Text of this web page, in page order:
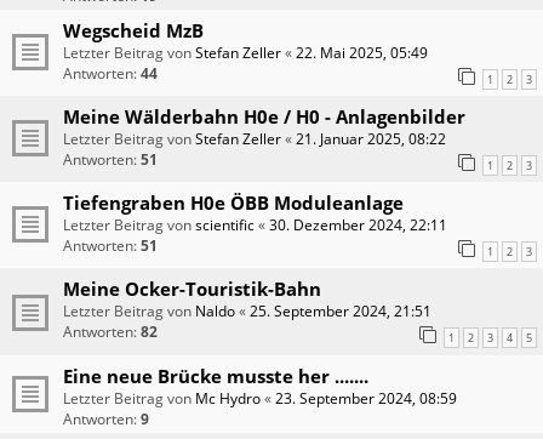
Wegscheid MzB
Letzter Beitrag vonStefan Zeller«22. Mai 2025, 05:49
Antworten:44 1 2 3
Meine Wälderbahn H0e / H0 - Anlagenbilder
Letzter Beitrag vonStefan Zeller«21. Januar 2025, 08:22
Antworten:51 1 2 3
Tiefengraben H0e ÖBB Moduleanlage
Letzter Beitrag vonscientific«30. Dezember 2024, 22:11
Antworten:51 1 2 3
Meine Ocker-Touristik-Bahn
Letzter Beitrag von Naldo«25. September 2024, 21:51
Antworten:82 1 2 3 4 5
Eine neue Brücke musste her .......
Letzter Beitrag von Mc Hydro«23. September 2024, 08:59
Antworten:9